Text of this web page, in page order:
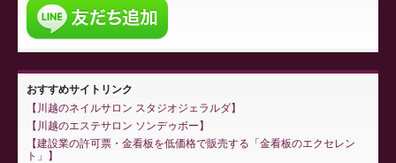
おすすめサイトリンク
川越のネイルサロン スタジオジェラルダ
川越のエステサロン ソンデゥボー
建設業の許可票・金看板を低価格で販売する「金看板のエクセレン
ト」